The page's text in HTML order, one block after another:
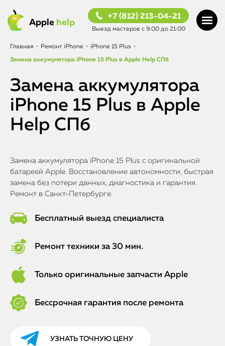
Apple help
+7 (812) 213-04-21
Выезд мастеров с 9:00 до 21:00
Главная • Ремонт iPhone • iPhone 15 Plus •
Замена аккумулятора iPhone 15 Plus в Apple Help СПб
Замена аккумулятора
iPhone 15 Plus в Apple
Help СПб
Замена аккумулятора iPhone 15 Plus с оригинальной
батареей Apple. Восстановление автономности, быстрая
замена без потери данных, диагностика и гарантия.
Ремонт в Санкт-Петербурге.
Бесплатный выезд специалиста
Ремонт техники за 30 мин.
Только оригинальные запчасти Apple
Бессрочная гарантия после ремонта
УЗНАТЬ ТОЧНУЮ ЦЕНУ